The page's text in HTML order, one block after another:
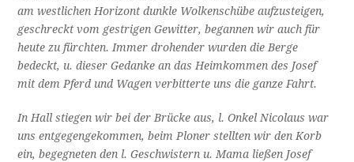
am westlichen Horizont dunkle Wolkenschübe aufzusteigen,
geschreckt vom gestrigen Gewitter, begannen wir auch für
heute zu fürchten. Immer drohender wurden die Berge
bedeckt, u. dieser Gedanke an das Heimkommen des Josef
mit dem Pferd und Wagen verbitterte uns die ganze Fahrt.
In Hall stiegen wir bei der Brücke aus, l. Onkel Nicolaus war
uns entgegengekommen, beim Ploner stellten wir den Korb
ein, begegneten den l. Geschwistern u. Mama ließen Josef